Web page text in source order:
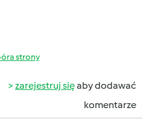
strony
zarejestruj sięaby dodawać
komentarze